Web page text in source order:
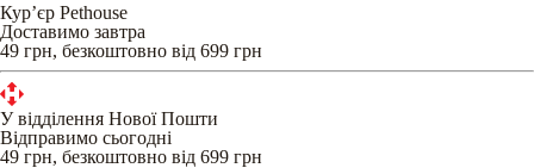
Кур’єр Pethouse
Доставимо завтра
49 грн, безкоштовно від 699 грн
У відділення Нової Пошти
Відправимо сьогодні
49 грн, безкоштовно від 699 грн